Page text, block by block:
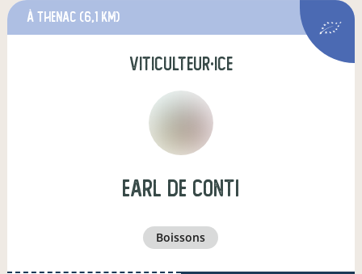
à thenac (6,1 km)
viticulteur·ice
EARL de Conti
boissons